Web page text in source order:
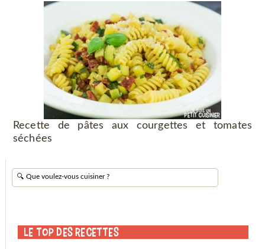
Recette de pâtes aux courgettes et tomates
séchées
Le Top des Recettes